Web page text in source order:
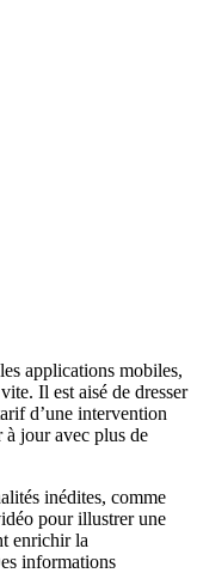
applications mobiles,
Il est aisé de dresser
d’une intervention
à jour avec plus de
inédites, comme
pour illustrer une
enrichir la
informations